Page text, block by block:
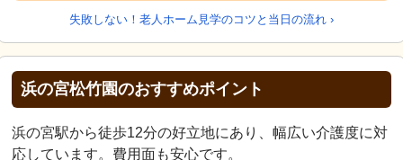
失敗しない！老人ホーム見学のコツと当日の流れ ›
浜の宮松竹園のおすすめポイント
浜の宮駅から徒歩12分の好立地にあり、幅広い介護度に対
応しています。費用面も安心です。